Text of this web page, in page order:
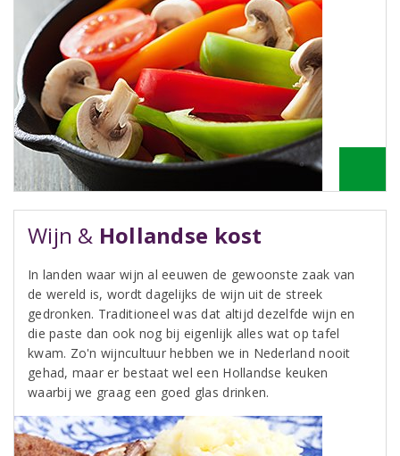
Wijn & Hollandse kost
In landen waar wijn al eeuwen de gewoonste zaak van
de wereld is, wordt dagelijks de wijn uit de streek
gedronken. Traditioneel was dat altijd dezelfde wijn en
die paste dan ook nog bij eigenlijk alles wat op tafel
kwam. Zo'n wijncultuur hebben we in Nederland nooit
gehad, maar er bestaat wel een Hollandse keuken
waarbij we graag een goed glas drinken.